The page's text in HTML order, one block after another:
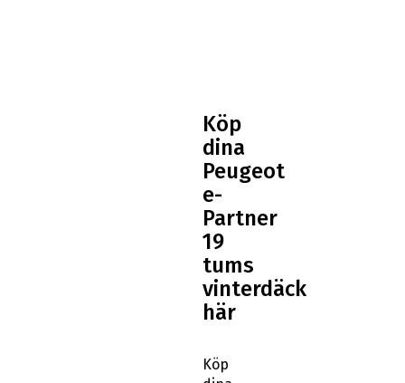
dina
Peugeot
e-
Partner
19
tums
vinterdäck
här
dina
Peugeot